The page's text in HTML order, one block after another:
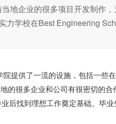
地企业的很多项目开发制作
力学校在Best Engineering
提供了一流的设施，包括一些
的很多企业和公司有很密切的合
后找到理想工作奠定基础。毕